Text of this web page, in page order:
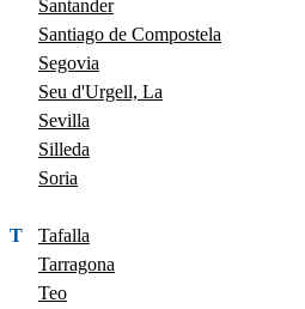
Santander
Santiago de Compostela
Segovia
Seu d'Urgell, La
Sevilla
Silleda
Soria
T
Tafalla
Tarragona
Teo